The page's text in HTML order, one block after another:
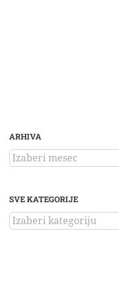
ARHIVA
ARHIVA
SVE KATEGORIJE
SVE
KATEGORIJE